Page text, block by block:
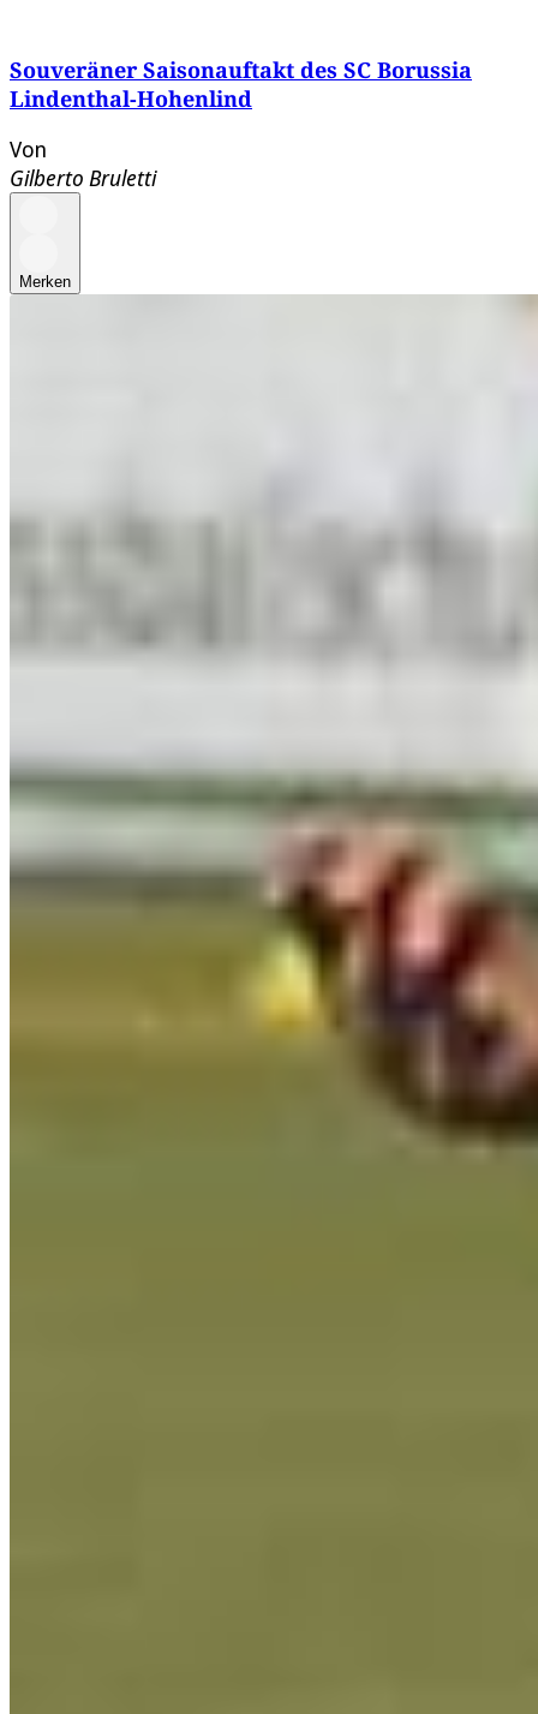
Souveräner Saisonauftakt des SC Borussia
Lindenthal-Hohenlind
Von
Gilberto Bruletti
Merken